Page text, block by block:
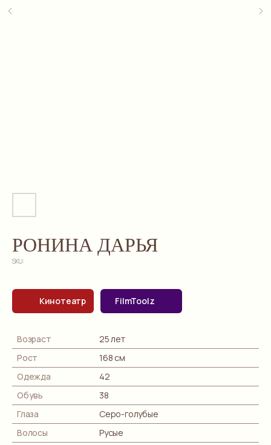
РОНИНА ДАРЬЯ
SKU:
Кинотеатр FilmToolz
Возраст
25 лет
Рост
168 см
Одежда
42
Обувь
38
Глаза
Серо-голубые
Волосы
Русые